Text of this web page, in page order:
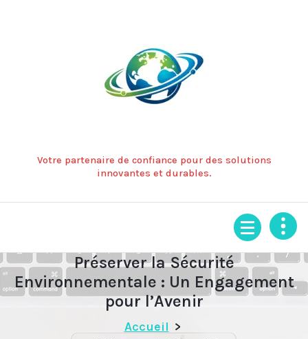
Votre partenaire de confiance pour des solutions
innovantes et durables.
Préserver la Sécurité
Environnementale : Un Engagement
pour l’Avenir
Accueil >